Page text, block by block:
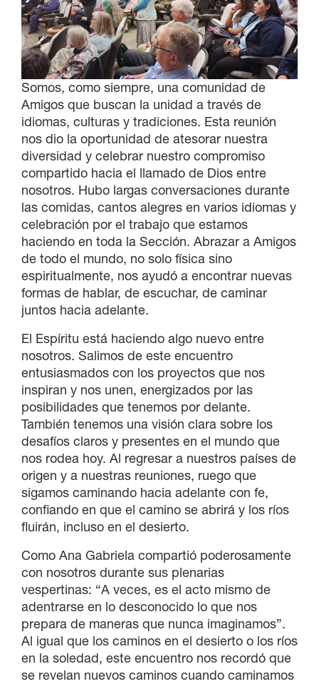
Somos, como siempre, una comunidad de
Amigos que buscan la unidad a través de
idiomas, culturas y tradiciones. Esta reunión
nos dio la oportunidad de atesorar nuestra
diversidad y celebrar nuestro compromiso
compartido hacia el llamado de Dios entre
nosotros. Hubo largas conversaciones durante
las comidas, cantos alegres en varios idiomas y
celebración por el trabajo que estamos
haciendo en toda la Sección. Abrazar a Amigos
de todo el mundo, no solo física sino
espiritualmente, nos ayudó a encontrar nuevas
formas de hablar, de escuchar, de caminar
juntos hacia adelante.
El Espíritu está haciendo algo nuevo entre
nosotros. Salimos de este encuentro
entusiasmados con los proyectos que nos
inspiran y nos unen, energizados por las
posibilidades que tenemos por delante.
También tenemos una visión clara sobre los
desafíos claros y presentes en el mundo que
nos rodea hoy. Al regresar a nuestros países de
origen y a nuestras reuniones, ruego que
sigamos caminando hacia adelante con fe,
confiando en que el camino se abrirá y los ríos
fluirán, incluso en el desierto.
Como Ana Gabriela compartió poderosamente
con nosotros durante sus plenarias
vespertinas: “A veces, es el acto mismo de
adentrarse en lo desconocido lo que nos
prepara de maneras que nunca imaginamos”.
Al igual que los caminos en el desierto o los ríos
en la soledad, este encuentro nos recordó que
se revelan nuevos caminos cuando caminamos